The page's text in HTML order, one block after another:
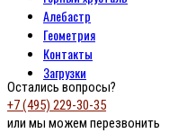
Алебастр
Геометрия
Контакты
Загрузки
Остались вопросы?
+7 (495) 229-30-35
или мы можем перезвонить